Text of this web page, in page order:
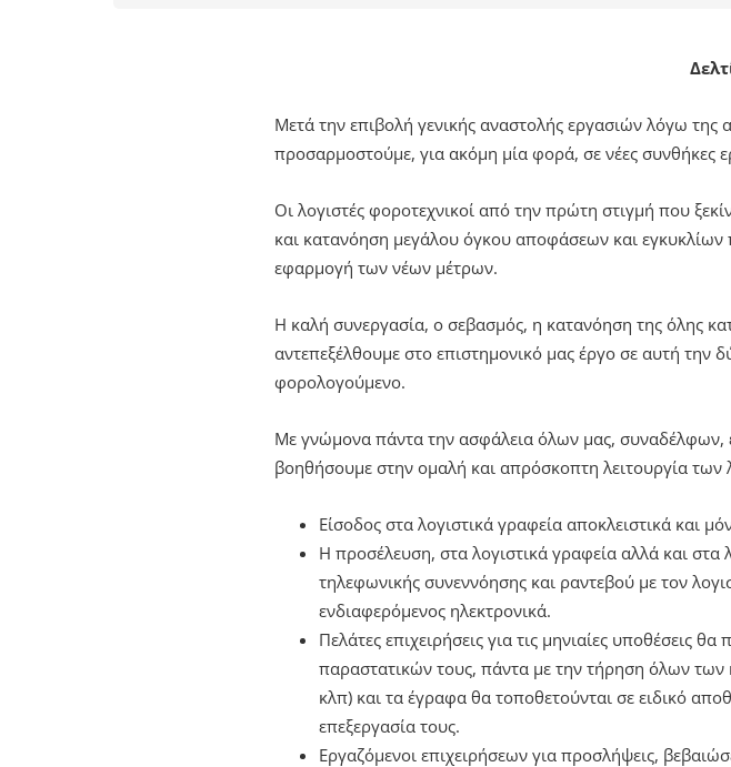
Μετά την επιβολή γενικής αναστολής εργασιών λόγω
προσαρμοστούμε, για ακόμη μία φορά, σε νέες συνθήκες
Οι λογιστές φοροτεχνικοί από την πρώτη στιγμή που
και κατανόηση μεγάλου όγκου αποφάσεων και
εφαρμογή των νέων μέτρων.
Η καλή συνεργασία, ο σεβασμός, η κατανόηση της όλης
αντεπεξέλθουμε στο επιστημονικό μας έργο σε αυτή την
φορολογούμενο.
Με γνώμονα πάντα την ασφάλεια όλων μας, συναδέλφων,
βοηθήσουμε στην ομαλή και απρόσκοπτη λειτουργία των
Είσοδος στα λογιστικά γραφεία αποκλειστικά και
Η προσέλευση, στα λογιστικά γραφεία αλλά και στα
τηλεφωνικής συνεννόησης και ραντεβού με τον
ενδιαφερόμενος ηλεκτρονικά.
Πελάτες επιχειρήσεις για τις μηνιαίες υποθέσεις
παραστατικών τους, πάντα με την τήρηση όλων
κλπ) και τα έγραφα θα τοποθετούνται σε ειδικό
επεξεργασία τους.
Εργαζόμενοι επιχειρήσεων για προσλήψεις,